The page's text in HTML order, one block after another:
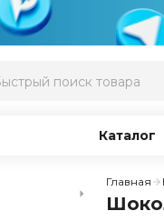
Каталог
Главная